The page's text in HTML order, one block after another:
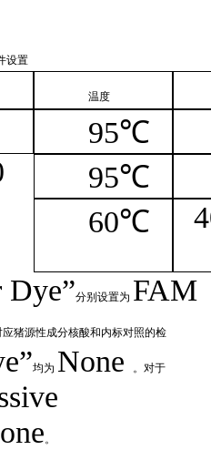
设置
温度
95℃
95℃
60℃
4
Dye”分别设置为 FAM
应猪源性成分核酸和内标对照的检
”均为 None 。对于
。